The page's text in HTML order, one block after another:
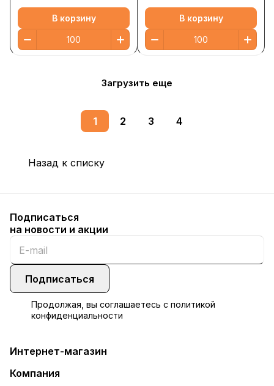
В корзину В корзину
Загрузить еще
1 2 3 4
Назад к списку
Подписаться
на новости и акции
Подписаться
Продолжая, вы соглашаетесь с политикой
конфиденциальности
Интернет-магазин
Компания